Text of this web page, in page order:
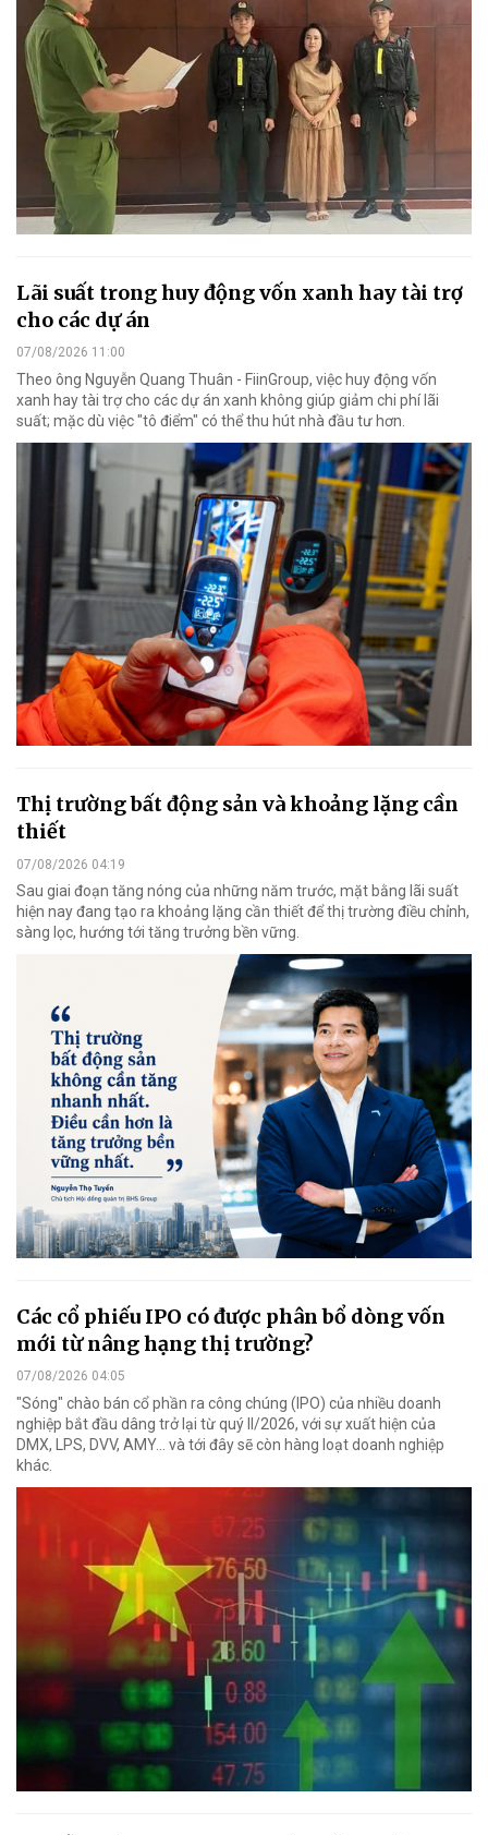
Lãi suất trong huy động vốn xanh hay tài trợ
cho các dự án
07/08/2026 11:00
Theo ông Nguyễn Quang Thuân - FiinGroup, việc huy động vốn
xanh hay tài trợ cho các dự án xanh không giúp giảm chi phí lãi
suất; mặc dù việc "tô điểm" có thể thu hút nhà đầu tư hơn.
Thị trường bất động sản và khoảng lặng cần
thiết
07/08/2026 04:19
Sau giai đoạn tăng nóng của những năm trước, mặt bằng lãi suất
hiện nay đang tạo ra khoảng lặng cần thiết để thị trường điều chỉnh,
sàng lọc, hướng tới tăng trưởng bền vững.
Các cổ phiếu IPO có được phân bổ dòng vốn
mới từ nâng hạng thị trường?
07/08/2026 04:05
"Sóng" chào bán cổ phần ra công chúng (IPO) của nhiều doanh
nghiệp bắt đầu dâng trở lại từ quý II/2026, với sự xuất hiện của
DMX, LPS, DVV, AMY... và tới đây sẽ còn hàng loạt doanh nghiệp
khác.